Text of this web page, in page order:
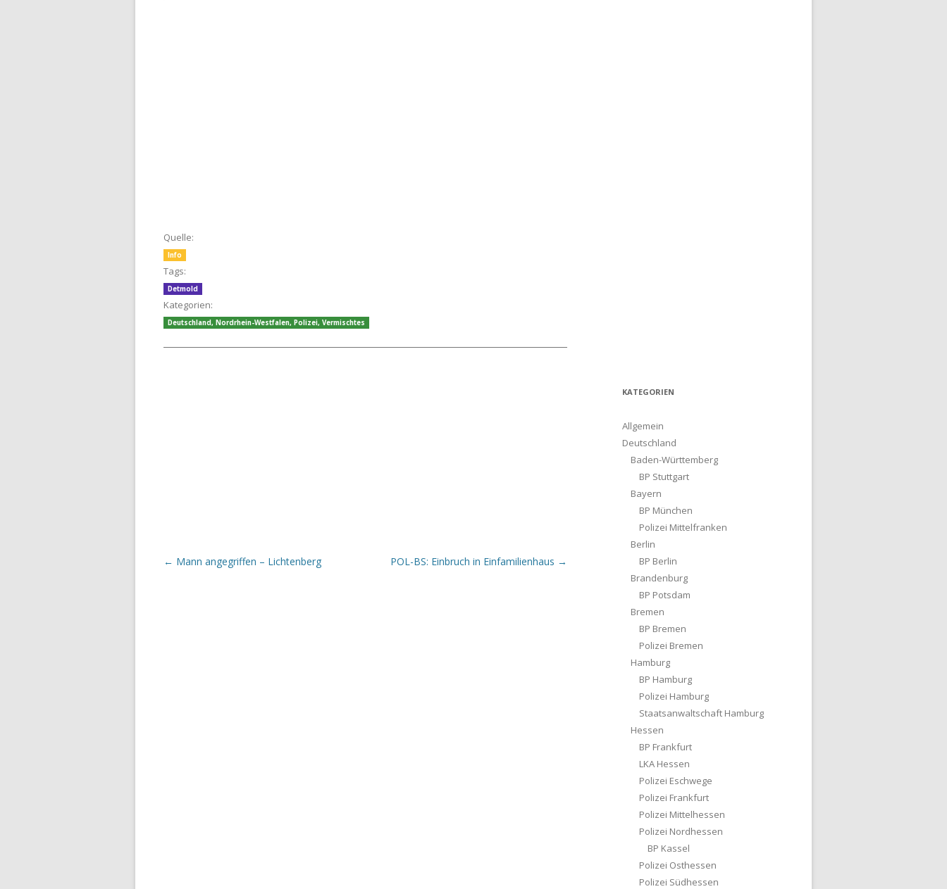
Quelle:
Info
Tags:
Detmold
Kategorien:
Deutschland, Nordrhein-Westfalen, Polizei, Vermischtes
Beitrags-Navigation
← Mann angegriffen – Lichtenberg POL-BS: Einbruch in Einfamilienhaus →
KATEGORIEN
Allgemein
Deutschland
Baden-Württemberg
BP Stuttgart
Bayern
BP München
Polizei Mittelfranken
Berlin
BP Berlin
Brandenburg
BP Potsdam
Bremen
BP Bremen
Polizei Bremen
Hamburg
BP Hamburg
Polizei Hamburg
Staatsanwaltschaft Hamburg
Hessen
BP Frankfurt
LKA Hessen
Polizei Eschwege
Polizei Frankfurt
Polizei Mittelhessen
Polizei Nordhessen
BP Kassel
Polizei Osthessen
Polizei Südhessen